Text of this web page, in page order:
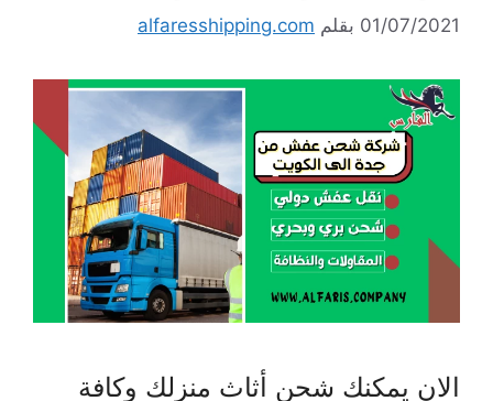
01/07/2021 بقلم alfaresshipping.com
الان يمكنك شحن أثاث منزلك وكافة